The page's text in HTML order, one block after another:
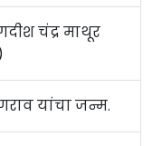
चंद्र माथूर
यांचा जन्म.